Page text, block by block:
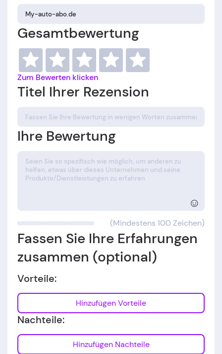
Gesamtbewertung
Zum Bewerten klicken
Titel Ihrer Rezension
Ihre Bewertung
☺
(Mindestens 100 Zeichen)
Fassen Sie Ihre Erfahrungen
zusammen (optional)
Vorteile:
Hinzufügen Vorteile
Nachteile:
Hinzufügen Nachteile